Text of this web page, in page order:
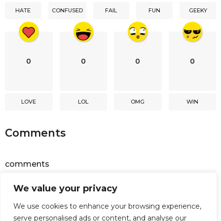
We value your privacy
We use cookies to enhance your browsing experience,
serve personalised ads or content, and analyse our
HATE CONFUSED FAIL FUN GEEKY
0
LOVE
0
LOL
0
OMG
0
WIN
Comments
comments
Facebook Comments